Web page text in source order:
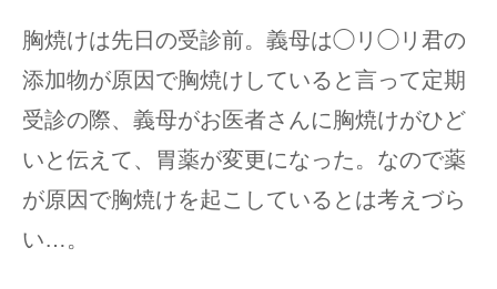
胸焼けは先日の受診前。義母は◯リ◯リ君の
添加物が原因で胸焼けしていると言って定期
受診の際、義母がお医者さんに胸焼けがひど
いと伝えて、胃薬が変更になった。なので薬
が原因で胸焼けを起こしているとは考えづら
い…。